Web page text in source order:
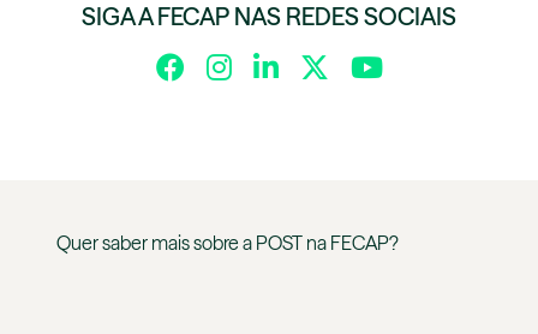
SIGA A FECAP NAS REDES SOCIAIS
Quer saber mais sobre a POST na FECAP?